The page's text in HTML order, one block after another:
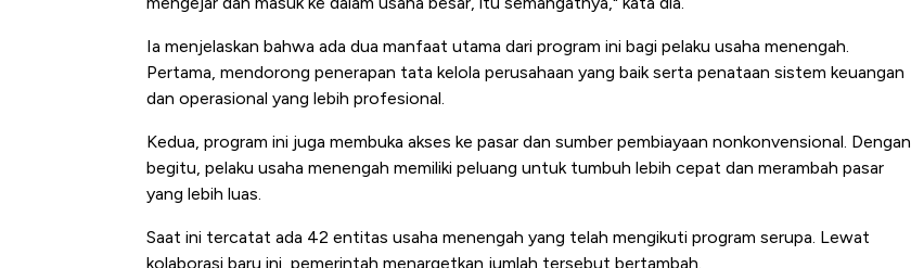
Ia menjelaskan bahwa ada dua manfaat utama dari program ini bagi pelaku usaha menengah.
Pertama, mendorong penerapan tata kelola perusahaan yang baik serta penataan sistem keuangan
dan operasional yang lebih profesional.
Kedua, program ini juga membuka akses ke pasar dan sumber pembiayaan nonkonvensional. Dengan
begitu, pelaku usaha menengah memiliki peluang untuk tumbuh lebih cepat dan merambah pasar
yang lebih luas.
Saat ini tercatat ada 42 entitas usaha menengah yang telah mengikuti program serupa. Lewat
kolaborasi baru ini, pemerintah menargetkan jumlah tersebut bertambah.